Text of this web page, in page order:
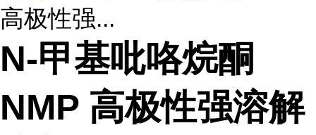
高极性强...
N-甲基吡咯烷酮
NMP 高极性强溶解